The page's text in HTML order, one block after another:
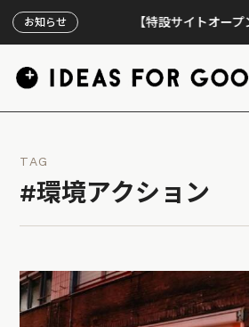
お知らせ 【特設サイトオープン】
TAG
#環境アクション